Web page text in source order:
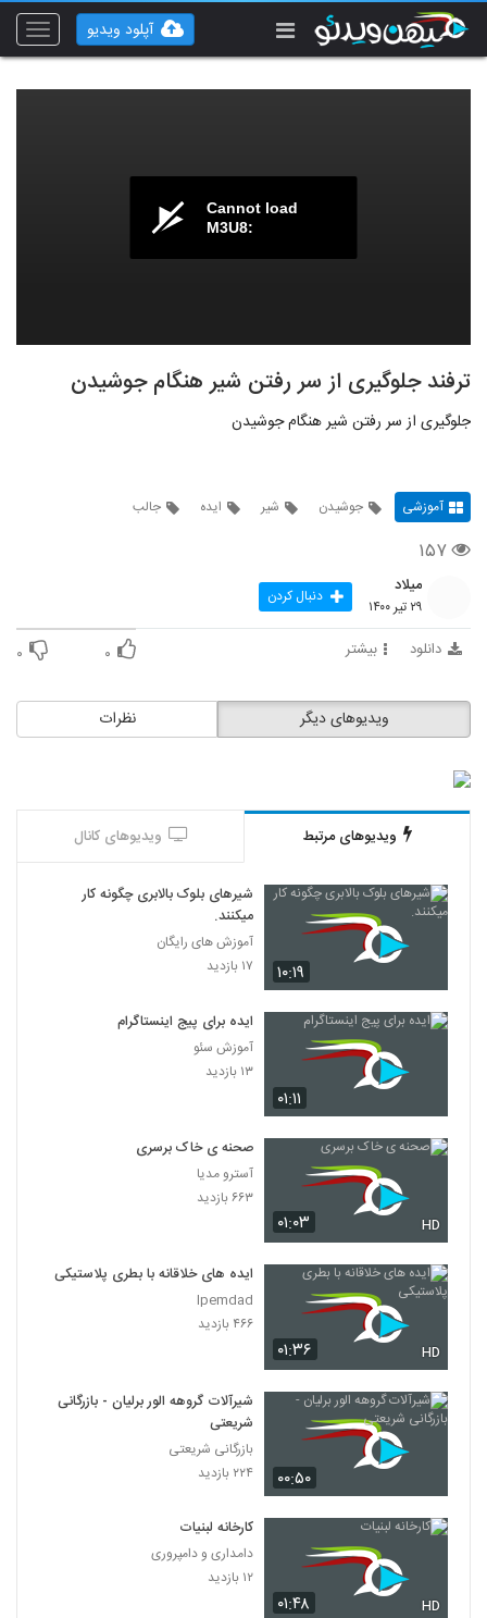
Toggle
آپلود ویدیو
Cannot load
M3U8:
ترفند جلوگیری از سر رفتن شیر هنگام جوشیدن
جلوگیری از سر رفتن شیر هنگام جوشیدن
آموزشی جوشیدن شیر ایده جالب
۱۵۷
میلاد
۲۹ تیر ۱۴۰۰ دنبال کردن
دانلود بیشتر ۰ ۰
نظرات ویدیوهای دیگر
ویدیوهای مرتبط ویدیوهای کانال
۱۰:۱۹
شیرهای بلوک بالابری چگونه کار
میکنند.
آموزش های رایگان
۱۷ بازدید
۰۱:۱۱
ایده برای پیج اینستاگرام
آموزش سئو
۱۳ بازدید
۰۱:۰۳ HD
صحنه ی خاک برسری
آسترو مدیا
۶۶۳ بازدید
۰۱:۳۶ HD
ایده های خلاقانه با بطری پلاستیکی
Ipemdad
۴۶۶ بازدید
۰۰:۵۰
شیرآلات گروهه الور برلیان - بازرگانی
شریعتی
بازرگانی شریعتی
۲۲۴ بازدید
۰۱:۴۸ HD
کارخانه لبنیات
دامداری و دامپروری
۱۲ بازدید